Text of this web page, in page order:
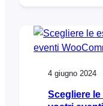
a qualsiasi
del Capo 2023.
4 giugno 2024
Scegliere